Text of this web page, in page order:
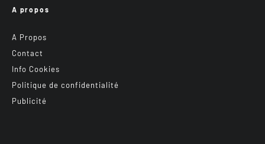
A propos
A Propos
Contact
Info Cookies
Politique de confidentialité
Publicité